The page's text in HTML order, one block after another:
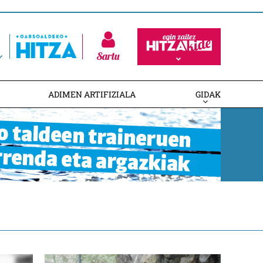
Sartu
ADIMEN ARTIFIZIALA GIDAK